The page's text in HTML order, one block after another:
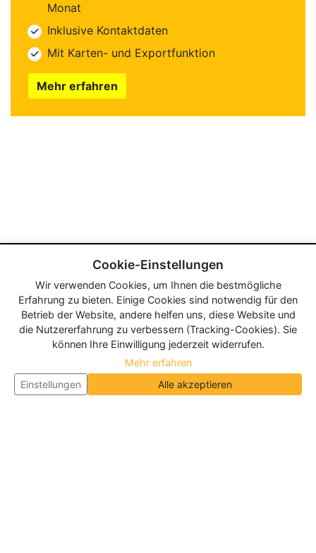
Monat
Inklusive Kontaktdaten
Mit Karten- und Exportfunktion
Mehr erfahren
Cookie-Einstellungen
Wir verwenden Cookies, um Ihnen die bestmögliche
Erfahrung zu bieten. Einige Cookies sind notwendig für den
Betrieb der Website, andere helfen uns, diese Website und
die Nutzererfahrung zu verbessern (Tracking-Cookies). Sie
können Ihre Einwilligung jederzeit widerrufen.
Mehr erfahren
Einstellungen
Alle akzeptieren